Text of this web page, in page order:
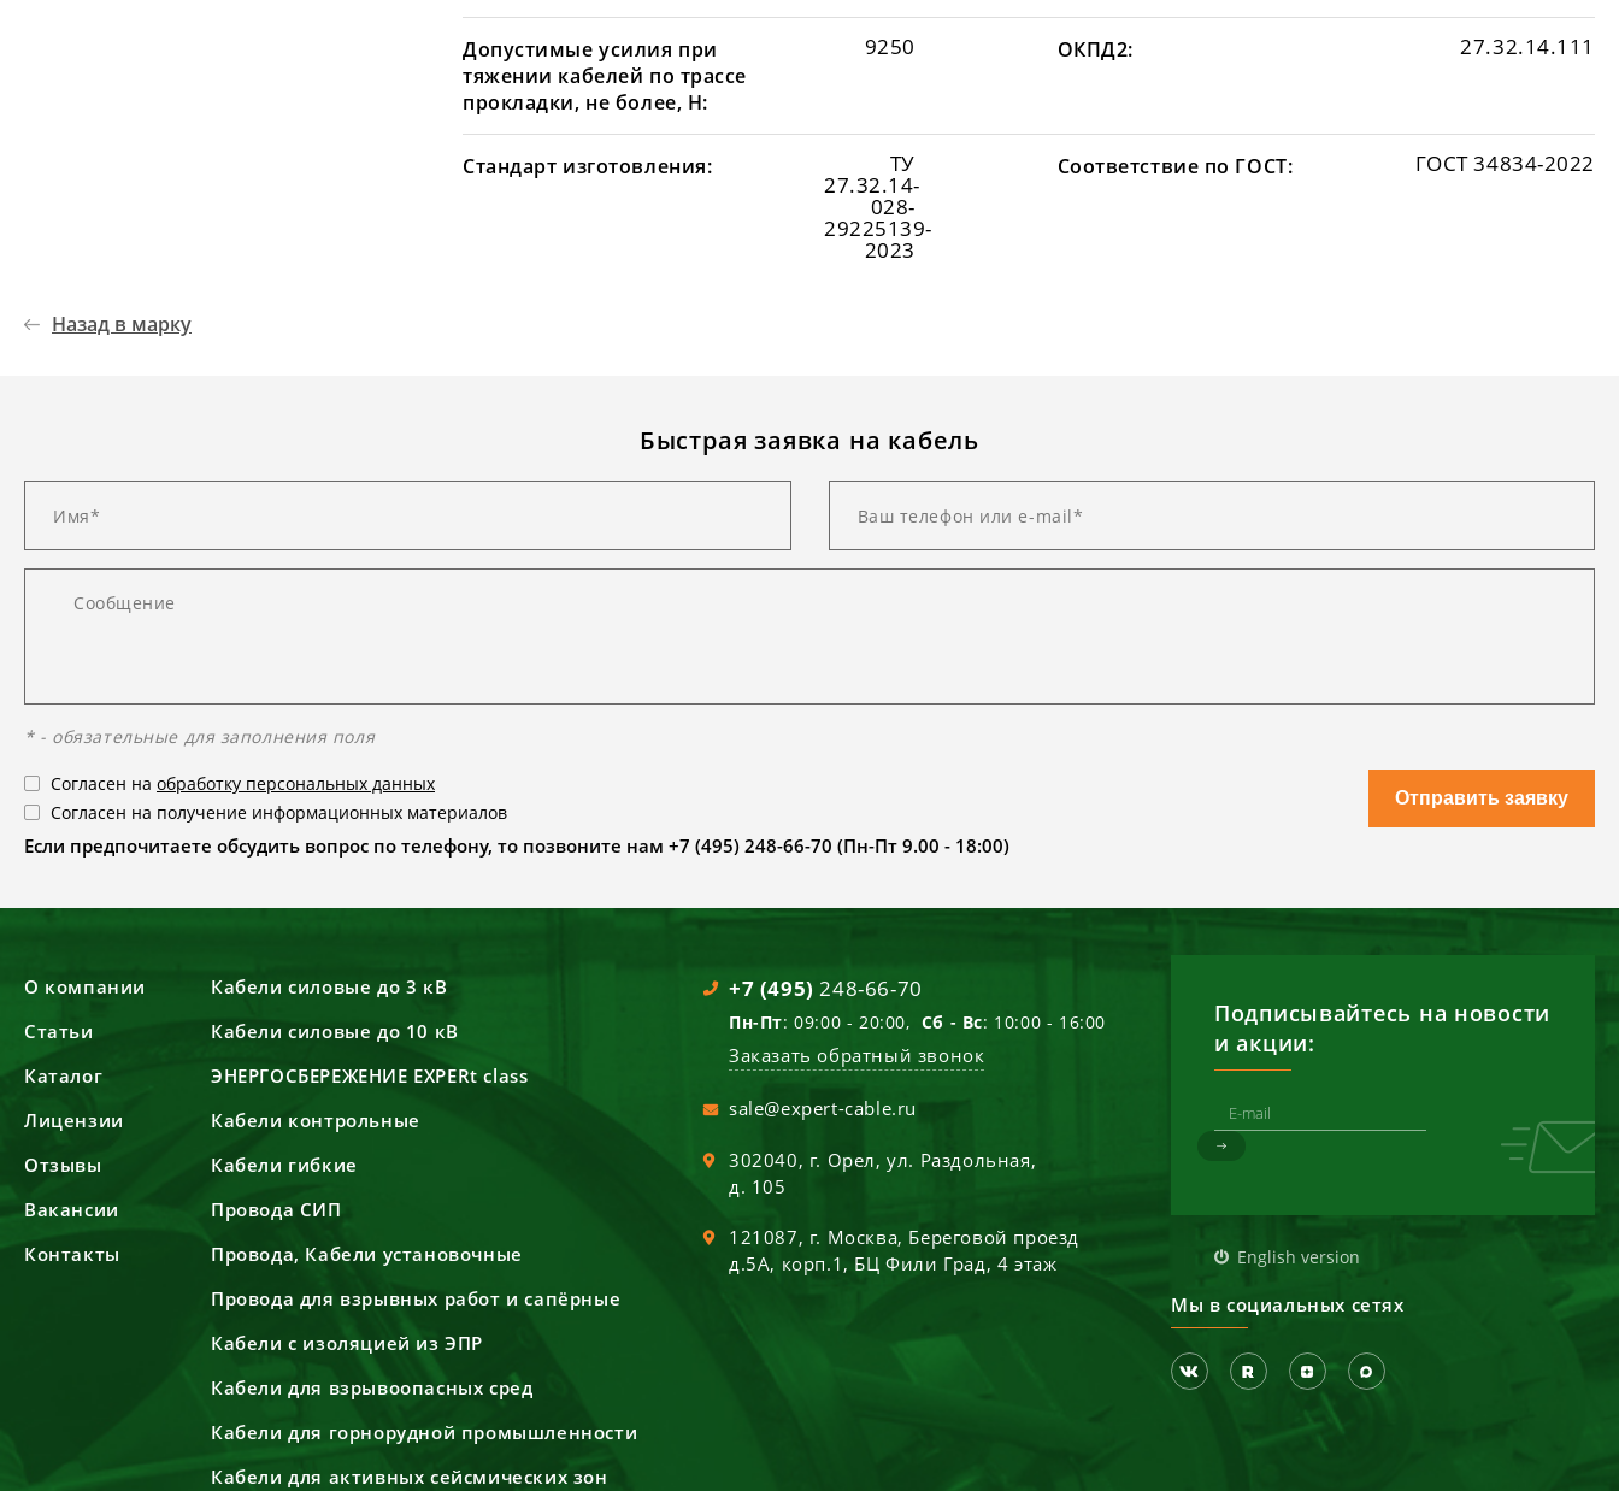
Допустимые усилия при
тяжении кабелей по трассе
прокладки, не более, Н:
9250 ОКПД2: 27.32.14.111
Стандарт изготовления: ТУ
27.32.14-
028-
29225139-
2023
Соответствие по ГОСТ: ГОСТ 34834-2022
Назад в марку
Быстрая заявка на кабель
* - обязательные для заполнения поля
Согласен на обработку персональных данных
Согласен на получение информационных материалов
Если предпочитаете обсудить вопрос по телефону, то позвоните нам +7 (495) 248-66-70 (Пн-Пт 9.00 - 18:00)
Отправить заявку
О компании
Статьи
Каталог
Лицензии
Отзывы
Вакансии
Контакты
Кабели силовые до 3 кВ
Кабели силовые до 10 кВ
ЭНЕРГОСБЕРЕЖЕНИЕ EXPERt class
Кабели контрольные
Кабели гибкие
Провода СИП
Провода, Кабели установочные
Провода для взрывных работ и сапёрные
Кабели с изоляцией из ЭПР
Кабели для взрывоопасных сред
Кабели для горнорудной промышленности
Кабели для активных сейсмических зон
+7 (495) 248-66-70
Пн-Пт: 09:00 - 20:00, Сб - Вс: 10:00 - 16:00
Заказать обратный звонок
sale@expert-cable.ru
302040, г. Орел,ул. Раздольная,
д. 105
121087, г. Москва, Береговой проезд
д.5А, корп.1, БЦ Фили Град, 4 этаж
Подписывайтесь на новости
и акции:
English version
Мы в социальных сетях